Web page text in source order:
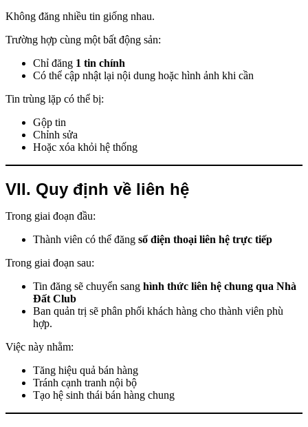
Không đăng nhiều tin giống nhau.
Trường hợp cùng một bất động sản:
Chỉ đăng 1 tin chính
Có thể cập nhật lại nội dung hoặc hình ảnh khi cần
Tin trùng lặp có thể bị:
Gộp tin
Chỉnh sửa
Hoặc xóa khỏi hệ thống
VII. Quy định về liên hệ
Trong giai đoạn đầu:
Thành viên có thể đăng số điện thoại liên hệ trực tiếp
Trong giai đoạn sau:
Tin đăng sẽ chuyển sang hình thức liên hệ chung qua Nhà
Đất Club
Ban quản trị sẽ phân phối khách hàng cho thành viên phù
hợp.
Việc này nhằm:
Tăng hiệu quả bán hàng
Tránh cạnh tranh nội bộ
Tạo hệ sinh thái bán hàng chung